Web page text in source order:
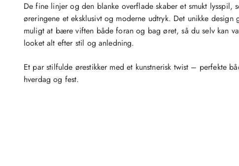
De fine linjer og den blanke overflade skaber et smukt lysspil,
øreringene et eksklusivt og moderne udtryk. Det unikke design
muligt at bære viften både foran og bag øret, så du selv kan
looket alt efter stil og anledning.
Et par stilfulde ørestikker med et kunstnerisk twist – perfekte
hverdag og fest.